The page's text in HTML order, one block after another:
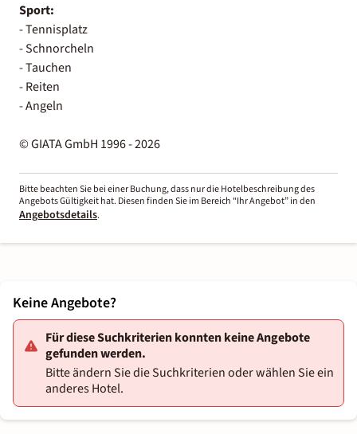
Sport:
- Tennisplatz
- Schnorcheln
- Tauchen
- Reiten
- Angeln
© GIATA GmbH 1996 - 2026
Bitte beachten Sie bei einer Buchung, dass nur die Hotelbeschreibung des
Angebots Gültigkeit hat. Diesen finden Sie im Bereich “Ihr Angebot” in den
Angebotsdetails.
Keine Angebote?
Für diese Suchkriterien konnten keine Angebote
gefunden werden.
Bitte ändern Sie die Suchkriterien oder wählen Sie ein
anderes Hotel.